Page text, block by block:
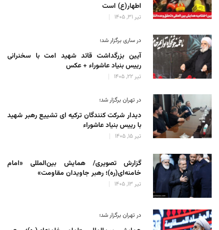
اطهار(ع) است
تیر 31, 1405
در ساری برگزار شد؛
آیین بزرگداشت قائد شهید امت با سخنرانی
رییس بنیاد عاشوراء + عکس
تیر 22, 1405
در تهران برگزار شد؛
دیدار شرکت کنندگان ترکیه ای تشییع رهبر شهید
با رییس بنیاد عاشوراء
تیر 15, 1405
گزارش تصویری/ همایش بین‌المللی «امام
خامنه‌ای(ره)؛ رهبر جاویدان مقاومت»
تیر 13, 1405
در تهران برگزار شد؛